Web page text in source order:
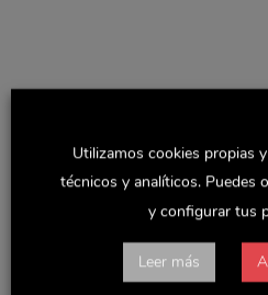
Espacio solo disponible para
Accede con tu usuario y
novedades de la empresa,
Utilizamos cookies propias
técnicos y analíticos. Puedes
y configurar tus
Leer más